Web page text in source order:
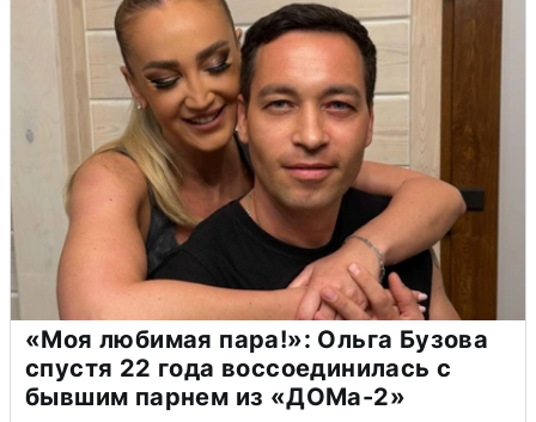
«Моя любимая пара!»: Ольга Бузова
спустя 22 года воссоединилась с
бывшим парнем из «ДОМа-2»